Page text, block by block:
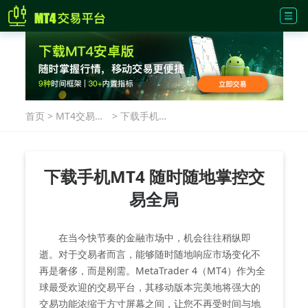
首页 > MT4交易指
> 下载手机
下载手机MT4 随时随地掌控交
易全局
在当今快节奏的金融市场中，机会往往稍纵即
逝。对于交易者而言，能够随时随地响应市场变化不
再是奢侈，而是刚需。MetaTrader 4（MT4）作为全
球最受欢迎的交易平台，其移动版本完美地将强大的
交易功能浓缩于方寸屏幕之间，让您不再受时间与地